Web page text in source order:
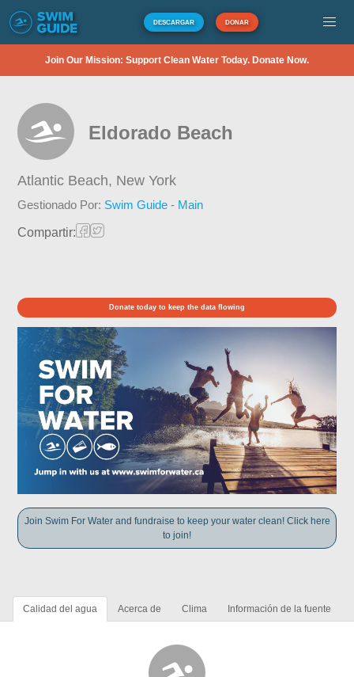
DESCARGAR DONAR
Join Our Mission: Support Clean Water Today. Donate Now.
Eldorado Beach
Atlantic Beach, New York
Gestionado Por: Swim Guide - Main
Compartir:
Donate today to keep the data flowing
Join Swim For Water and fundraise to keep your water clean! Click here
to join!
Calidad del agua Acerca de Clima Información de la fuente